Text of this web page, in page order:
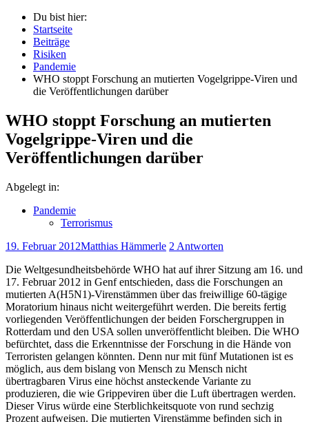
Du bist hier:
Startseite
Beiträge
Risiken
Pandemie
WHO stoppt Forschung an mutierten Vogelgrippe-Viren und
die Veröffentlichungen darüber
WHO stoppt Forschung an mutierten
Vogelgrippe-Viren und die
Veröffentlichungen darüber
Abgelegt in:
Pandemie
Terrorismus
19. Februar 2012Matthias Hämmerle 2 Antworten
Die Weltgesundheitsbehörde WHO hat auf ihrer Sitzung am 16. und
17. Februar 2012 in Genf entschieden, dass die Forschungen an
mutierten A(H5N1)-Virenstämmen über das freiwillige 60-tägige
Moratorium hinaus nicht weitergeführt werden. Die bereits fertig
vorliegenden Veröffentlichungen der beiden Forschergruppen in
Rotterdam und den USA sollen unveröffentlicht bleiben. Die WHO
befürchtet, dass die Erkenntnisse der Forschung in die Hände von
Terroristen gelangen könnten. Denn nur mit fünf Mutationen ist es
möglich, aus dem bislang von Mensch zu Mensch nicht
übertragbaren Virus eine höchst ansteckende Variante zu
produzieren, die wie Grippeviren über die Luft übertragen werden.
Dieser Virus würde eine Sterblichkeitsquote von rund sechzig
Prozent aufweisen. Die mutierten Virenstämme befinden sich in